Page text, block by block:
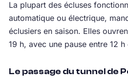
La plupart des écluses
automatique ou électrique,
éclusiers en saison. Elles
19 h, avec une pause entre 12 h
Le passage du tunnel de